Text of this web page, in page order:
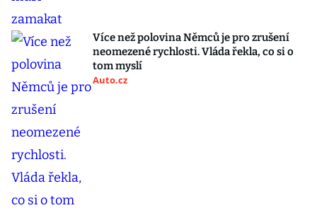
Více než polovina Němců je pro zrušení
neomezené rychlosti. Vláda řekla, co si o
tom myslí
Auto.cz